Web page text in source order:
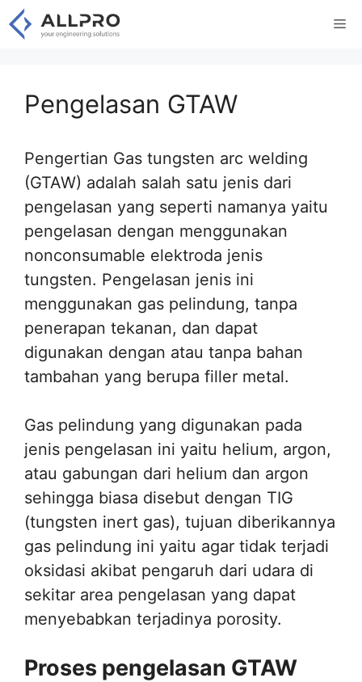
Skip
to
Pengelasan GTAW
Pengertian Gas tungsten arc welding
(GTAW) adalah salah satu jenis dari
pengelasan yang seperti namanya yaitu
pengelasan dengan menggunakan
nonconsumable elektroda jenis
tungsten. Pengelasan jenis ini
menggunakan gas pelindung, tanpa
penerapan tekanan, dan dapat
digunakan dengan atau tanpa bahan
tambahan yang berupa filler metal.
Gas pelindung yang digunakan pada
jenis pengelasan ini yaitu helium, argon,
atau gabungan dari helium dan argon
sehingga biasa disebut dengan TIG
(tungsten inert gas), tujuan diberikannya
gas pelindung ini yaitu agar tidak terjadi
oksidasi akibat pengaruh dari udara di
sekitar area pengelasan yang dapat
menyebabkan terjadinya porosity.
Proses pengelasan GTAW